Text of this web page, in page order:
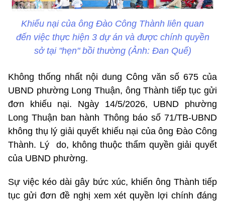
Khiếu nại của ông Đào Công Thành liên quan
đến việc thực hiện 3 dự án và được chính quyền
sở tại "hẹn" bồi thường (Ảnh: Đan Quế)
Không thống nhất nội dung Công văn số 675 của
UBND phường Long Thuận, ông Thành tiếp tục gửi
đơn khiếu nại. Ngày 14/5/2026, UBND phường
Long Thuận ban hành Thông báo số 71/TB-UBND
không thụ lý giải quyết khiếu nại của ông Đào Công
Thành. Lý do, không thuộc thẩm quyền giải quyết
của UBND phường.
Sự việc kéo dài gây bức xúc, khiến ông Thành tiếp
tục gửi đơn đề nghị xem xét quyền lợi chính đáng